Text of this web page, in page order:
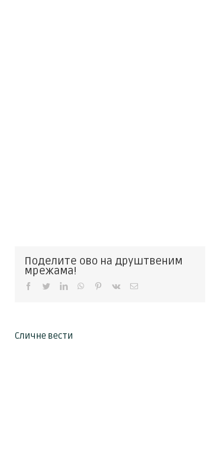
Поделите ово на друштвеним
мрежама!
Facebook
TwitterLinkedInWhatsApp
Pinterest
Vk
Е-
Сличне вести